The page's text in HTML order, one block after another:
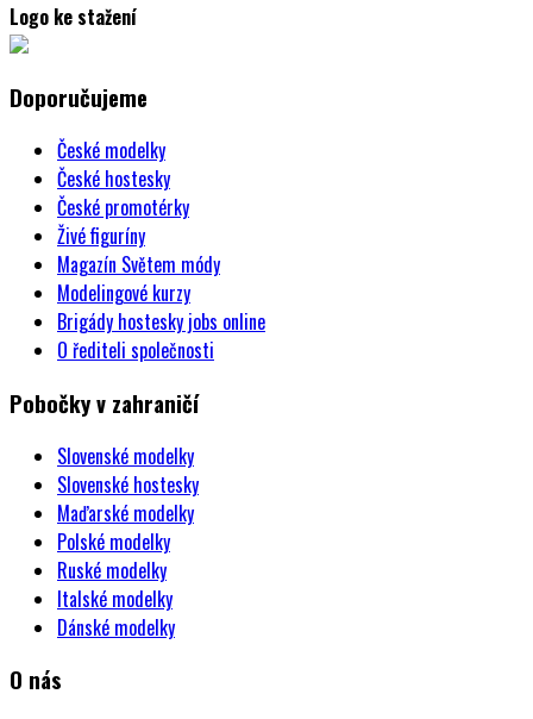
Logo ke stažení
Doporučujeme
České modelky
České hostesky
České promotérky
Živé figuríny
Magazín Světem módy
Modelingové kurzy
Brigády hostesky jobs online
O řediteli společnosti
Pobočky v zahraničí
Slovenské modelky
Slovenské hostesky
Maďarské modelky
Polské modelky
Ruské modelky
Italské modelky
Dánské modelky
O nás